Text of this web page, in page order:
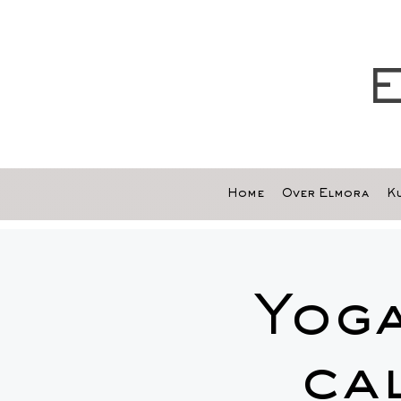
Home Over Elmora